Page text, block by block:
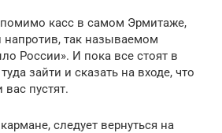
помимо касс в самом Эрмитаже,
напротив, так называемом
России». И пока все стоят в
зайти и сказать на входе, что
пустят.
следует вернуться на